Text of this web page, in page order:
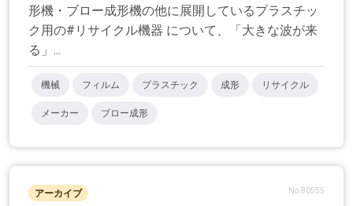
形機・ブロー成形機の他に展開しているプラスチッ
ク用の#リサイクル機器 について、「大きな波が来
る」...
機械 フィルム プラスチック 成形 リサイクル
メーカー ブロー成形
アーカイブ No.80555